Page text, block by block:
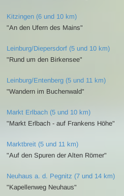
Kitzingen (6 und 10 km)
"An den Ufern des Mains"
Leinburg/Diepersdorf (5 und 10 km)
"Rund um den Birkensee"
Leinburg/Entenberg (5 und 11 km)
"Wandern im Buchenwald"
Markt Erlbach (5 und 10 km)
"Markt Erlbach - auf Frankens Höhe"
Marktbreit (5 und 11 km)
"Auf den Spuren der Alten Römer"
Neuhaus a. d. Pegnitz (7 und 14 km)
"Kapellenweg Neuhaus"